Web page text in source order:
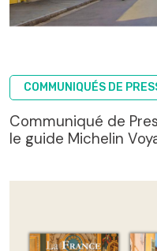
COMMUNIQUÉS DE
Communiqué de
le guide Michelin